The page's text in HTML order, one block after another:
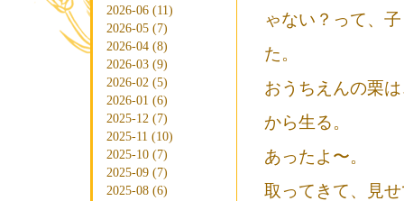
2026-06 (11)
2026-05 (7)
2026-04 (8)
2026-03 (9)
2026-02 (5)
2026-01 (6)
2025-12 (7)
2025-11 (10)
2025-10 (7)
2025-09 (7)
2025-08 (6)
ゃない？って、
た。
おうちえんの栗
から生る。
あったよ〜。
取ってきて、見